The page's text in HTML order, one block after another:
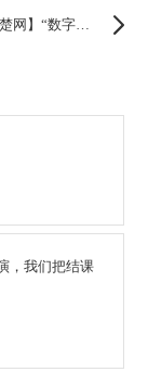
【荆楚网】“数字艺术研创中心”落座武汉 “动捕技术”推动艺术教育
，我们把结课